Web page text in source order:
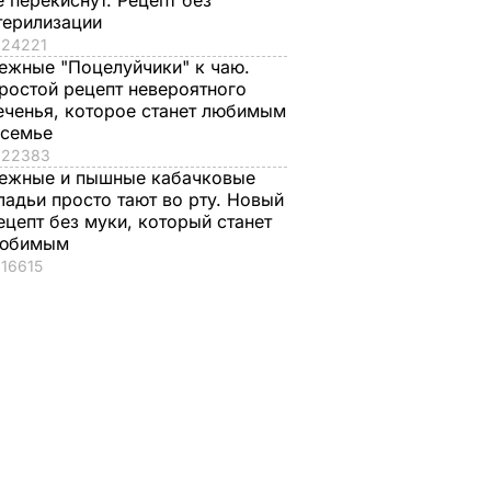
24221
"Поцелуйчики" к чаю.
рецепт невероятного
которое станет любимым
22383
и пышные кабачковые
просто тают во рту. Новый
без муки, который станет
16615